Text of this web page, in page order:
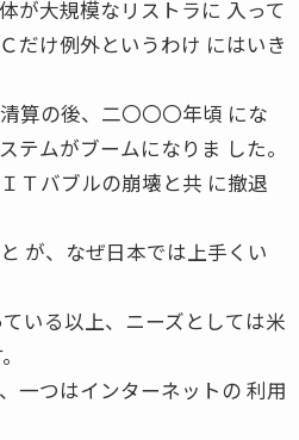
が大規模なリストラに 入って
だけ例外というわけ にはいき
算の後、二〇〇〇年頃 にな
テムがブームになりま した。
Ｔバブルの崩壊と共 に撤退
が、なぜ日本では上手くい
いる以上、ニーズとしては米
一つはインターネットの 利用